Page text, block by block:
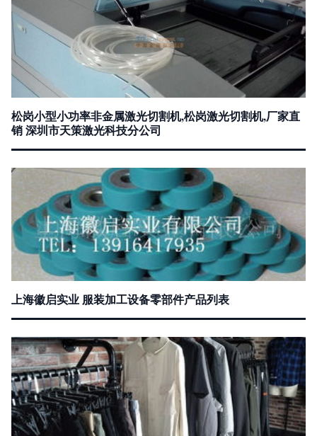
松岗小型小功率非金属激光切割机,松岗激光切割机,厂家直
销 深圳市天策激光科技分公司
上海徽启实业 服装加工设备零部件产品列表